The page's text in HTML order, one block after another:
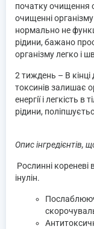
початку очищення
очищенні
нормально не
рідини, бажано
організму легко і
2 тиждень – В
токсинів залишає
енергії і легкість
рідини,
Опис інгредієнтів,
Рослинні
інулін.